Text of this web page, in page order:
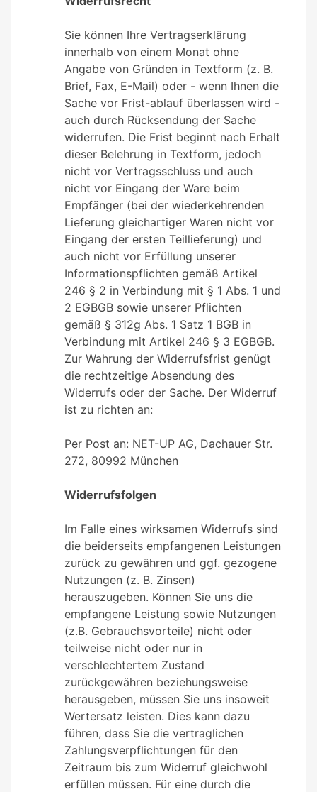
Sie können Ihre Vertragserklärung
innerhalb von einem Monat ohne
Angabe von Gründen in Textform (z. B.
Brief, Fax, E-Mail) oder - wenn Ihnen die
Sache vor Frist-ablauf überlassen wird -
auch durch Rücksendung der Sache
widerrufen. Die Frist beginnt nach Erhalt
dieser Belehrung in Textform, jedoch
nicht vor Vertragsschluss und auch
nicht vor Eingang der Ware beim
Empfänger (bei der wiederkehrenden
Lieferung gleichartiger Waren nicht vor
Eingang der ersten Teillieferung) und
auch nicht vor Erfüllung unserer
Informationspflichten gemäß Artikel
246 § 2 in Verbindung mit § 1 Abs. 1 und
2 EGBGB sowie unserer Pflichten
gemäß § 312g Abs. 1 Satz 1 BGB in
Verbindung mit Artikel 246 § 3 EGBGB.
Zur Wahrung der Widerrufsfrist genügt
die rechtzeitige Absendung des
Widerrufs oder der Sache. Der Widerruf
ist zu richten an:
Per Post an: NET-UP AG, Dachauer Str.
272, 80992 München
Widerrufsfolgen
Im Falle eines wirksamen Widerrufs sind
die beiderseits empfangenen Leistungen
zurück zu gewähren und ggf. gezogene
Nutzungen (z. B. Zinsen)
herauszugeben. Können Sie uns die
empfangene Leistung sowie Nutzungen
(z.B. Gebrauchsvorteile) nicht oder
teilweise nicht oder nur in
verschlechtertem Zustand
zurückgewähren beziehungsweise
herausgeben, müssen Sie uns insoweit
Wertersatz leisten. Dies kann dazu
führen, dass Sie die vertraglichen
Zahlungsverpflichtungen für den
Zeitraum bis zum Widerruf gleichwohl
erfüllen müssen. Für eine durch die